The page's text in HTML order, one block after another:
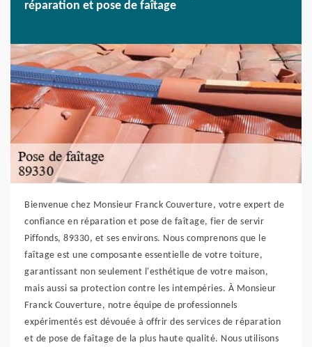
réparation et pose de faîtage
Bienvenue chez Monsieur Franck Couverture, votre expert de
confiance en réparation et pose de faîtage, fier de servir
Piffonds, 89330, et ses environs. Nous comprenons que le
faîtage est une composante essentielle de votre toiture,
garantissant non seulement l'esthétique de votre maison,
mais aussi sa protection contre les intempéries. À Monsieur
Franck Couverture, notre équipe de professionnels
expérimentés est dévouée à offrir des services de réparation
et de pose de faîtage de la plus haute qualité. Nous utilisons